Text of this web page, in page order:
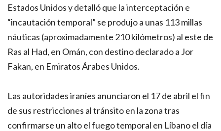
Estados Unidos y detalló que la interceptación e
“incautación temporal” se produjo a unas 113 millas
náuticas (aproximadamente 210 kilómetros) al este de
Ras al Had, en Omán, con destino declarado a Jor
Fakan, en Emiratos Árabes Unidos.
Las autoridades iraníes anunciaron el 17 de abril el fin
de sus restricciones al tránsito en la zona tras
confirmarse un alto el fuego temporal en Líbano el día